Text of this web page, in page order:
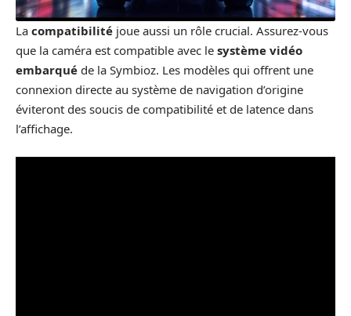
La compatibilité joue aussi un rôle crucial. Assurez-vous
que la caméra est compatible avec le système vidéo
embarqué de la Symbioz. Les modèles qui offrent une
connexion directe au système de navigation d’origine
éviteront des soucis de compatibilité et de latence dans
l’affichage.